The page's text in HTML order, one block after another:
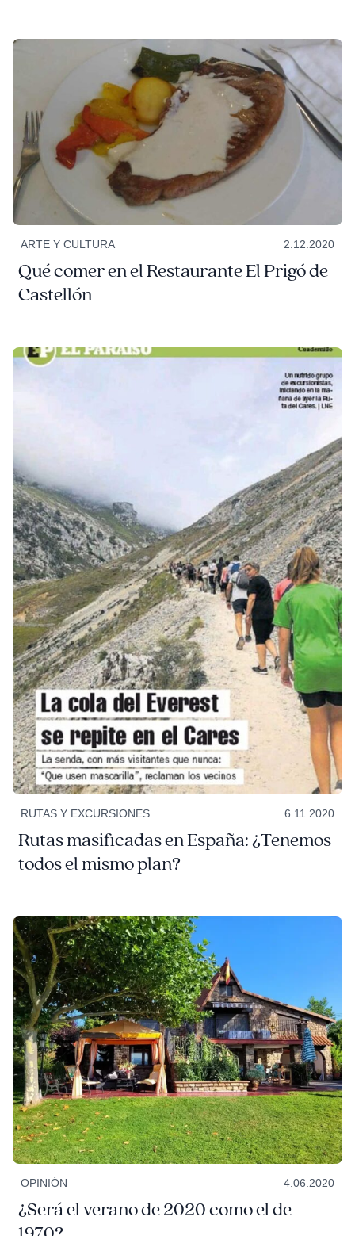
ARTE Y CULTURA 2.12.2020
Qué comer en el Restaurante El Prigó de
Castellón
RUTAS Y EXCURSIONES 6.11.2020
Rutas masificadas en España: ¿Tenemos
todos el mismo plan?
OPINIÓN 4.06.2020
¿Será el verano de 2020 como el de